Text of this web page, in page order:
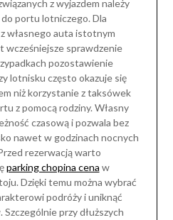
z wyjazdem należy
portu lotniczego. Dla
własnego auta istotnym
wcześniejsze sprawdzenie
pozostawienie
lotnisku często okazuje się
niż korzystanie z taksówek
z pomocą rodziny. Własny
czasową i pozwala bez
nawet w godzinach nocnych
rezerwacją warto
parking chopina cena w
Dzięki temu można wybrać
podróży i uniknąć
przy dłuższych